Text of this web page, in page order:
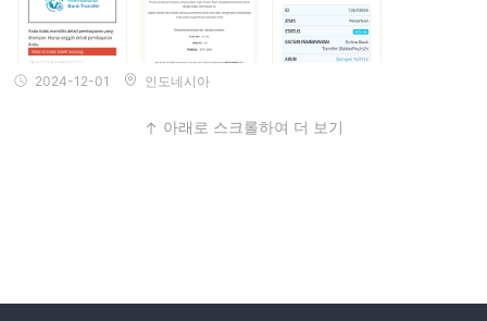
2024-12-01 인도네시아
아래로 스크롤하여 더 보기